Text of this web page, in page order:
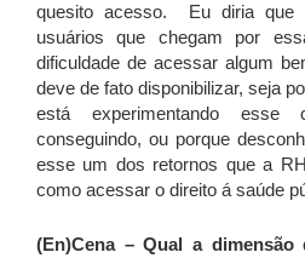
quesito acesso. Eu diria que
usuários que chegam por
dificuldade de acessar algum
deve de fato disponibilizar, seja
está experimentando
conseguindo, ou porque
esse um dos retornos que a
como acessar o direito á saúde
(En)Cena – Qual a